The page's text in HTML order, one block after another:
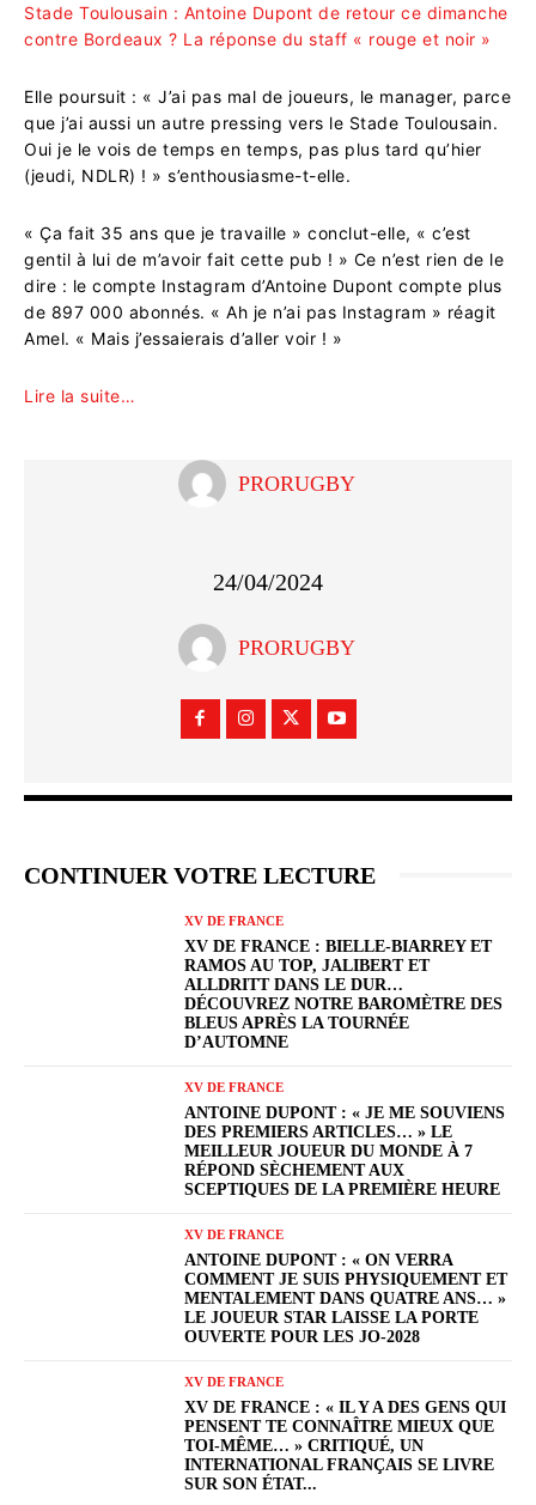
Stade Toulousain : Antoine Dupont de retour ce dimanche
contre Bordeaux ? La réponse du staff « rouge et noir »
Elle poursuit : « J’ai pas mal de joueurs, le manager, parce
que j’ai aussi un autre pressing vers le Stade Toulousain.
Oui je le vois de temps en temps, pas plus tard qu’hier
(jeudi, NDLR) ! » s’enthousiasme-t-elle.
« Ça fait 35 ans que je travaille » conclut-elle, « c’est
gentil à lui de m’avoir fait cette pub ! » Ce n’est rien de le
dire : le compte Instagram d’Antoine Dupont compte plus
de 897 000 abonnés. « Ah je n’ai pas Instagram » réagit
Amel. « Mais j’essaierais d’aller voir ! »
Lire la suite…
PRORUGBY
24/04/2024
PRORUGBY
CONTINUER VOTRE LECTURE
XV DE FRANCE
XV DE FRANCE : BIELLE-BIARREY ET
RAMOS AU TOP, JALIBERT ET
ALLDRITT DANS LE DUR…
DÉCOUVREZ NOTRE BAROMÈTRE DES
BLEUS APRÈS LA TOURNÉE
D’AUTOMNE
XV DE FRANCE
ANTOINE DUPONT : « JE ME SOUVIENS
DES PREMIERS ARTICLES… » LE
MEILLEUR JOUEUR DU MONDE À 7
RÉPOND SÈCHEMENT AUX
SCEPTIQUES DE LA PREMIÈRE HEURE
XV DE FRANCE
ANTOINE DUPONT : « ON VERRA
COMMENT JE SUIS PHYSIQUEMENT ET
MENTALEMENT DANS QUATRE ANS… »
LE JOUEUR STAR LAISSE LA PORTE
OUVERTE POUR LES JO-2028
XV DE FRANCE
XV DE FRANCE : « IL Y A DES GENS QUI
PENSENT TE CONNAÎTRE MIEUX QUE
TOI-MÊME… » CRITIQUÉ, UN
INTERNATIONAL FRANÇAIS SE LIVRE
SUR SON ÉTAT...